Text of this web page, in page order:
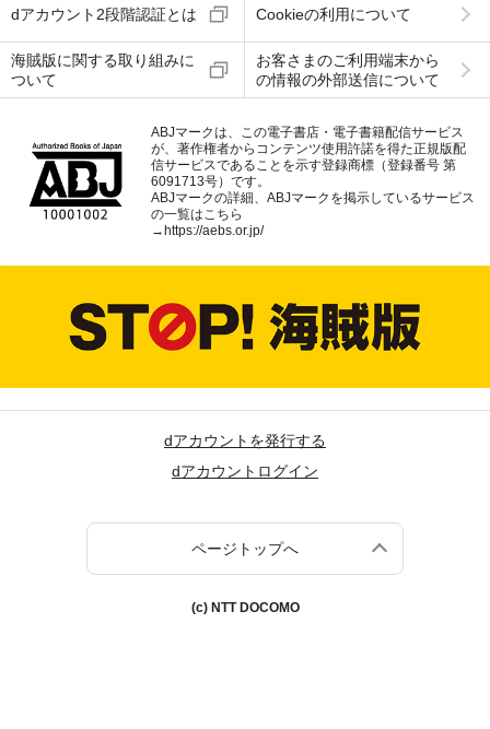
dアカウント2段階認証とは Cookieの利用について
海賊版に関する取り組みに
ついて
お客さまのご利用端末から
の情報の外部送信について
ABJマークは、この電子書店・電子書籍配信サービス
が、著作権者からコンテンツ使用許諾を得た正規版配
信サービスであることを示す登録商標（登録番号 第
6091713号）です。
ABJマークの詳細、ABJマークを掲示しているサービス
の一覧はこちら
→https://aebs.or.jp/
dアカウントを発行する
dアカウントログイン
ページトップへ
(c) NTT DOCOMO